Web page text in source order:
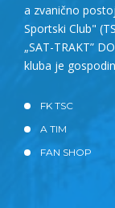
a zvanično
Sportski Club"
„SAT-TRAKT”
kluba je
FK TSC
A TIM
FAN SHOP